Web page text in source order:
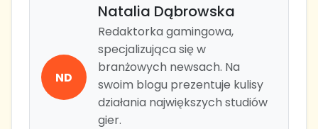
ND
Natalia Dąbrowska
Redaktorka gamingowa,
specjalizująca się w
branżowych newsach. Na
swoim blogu prezentuje kulisy
działania największych studiów
gier.